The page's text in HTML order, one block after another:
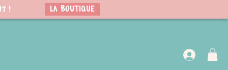
! LA BOUTIQUE